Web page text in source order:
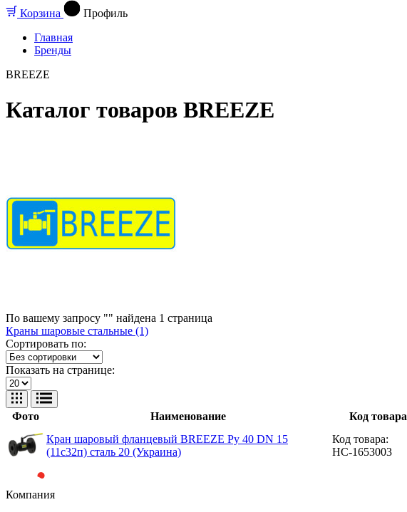
Корзина
Профиль
Главная
Бренды
BREEZE
Каталог товаров BREEZE
По вашему запросу "" найдена 1 страница
Краны шаровые стальные (1)
Сортировать по:
Показать на странице:
Фото Наименование Код товара
Кран шаровый фланцевый BREEZE Ру 40 DN 15
(11с32п) сталь 20 (Украина)
Код товара:
НС-1653003
Компания